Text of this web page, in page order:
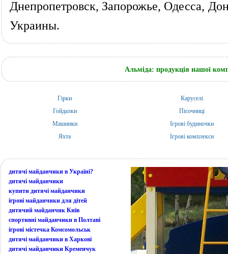
Днепропетровск, Запорожье, Одесса,
Украины.
Альміда: продукція нашої
Гірки
Гойдалки
Машинки
Яхта
Каруселі
Пісочниці
Ігрові будиночки
Ігрові комплекси
дитячі майданчики в Україні?
дитячі майданчики
купити дитячі майданчики
ігрові майданчики для дітей
дитячий майданчик Київ
спортивні майданчики в Полтаві
ігрові містечка Комсомольськ
дитячі майданчики в Харкові
дитячі майданчики Кременчук